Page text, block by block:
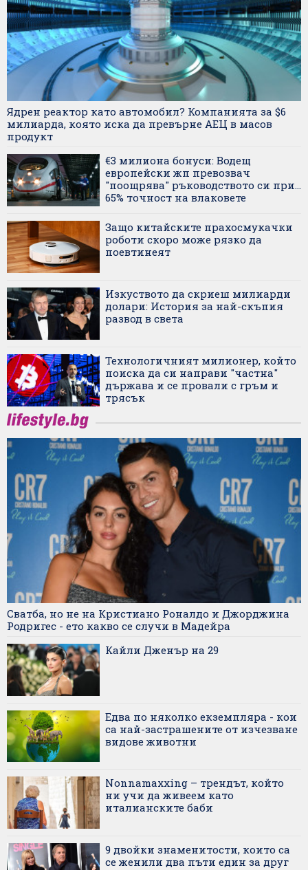
Ядрен реактор като автомобил? Компанията за $6
милиарда, която иска да превърне АЕЦ в масов
продукт
€3 милиона бонуси: Водещ
европейски жп превозвач
"поощрява" ръководството си при...
65% точност на влаковете
Защо китайските прахосмукачки
роботи скоро може рязко да
поевтинеят
Изкуството да скриеш милиарди
долари: История за най-скъпия
развод в света
Технологичният милионер, който
поиска да си направи "частна"
държава и се провали с гръм и
трясък
Сватба, но не на Кристиано Роналдо и Джорджина
Родригес - ето какво се случи в Мадейра
Кайли Дженър на 29
Едва по няколко екземпляра - кои
са най-застрашените от изчезване
видове животни
Nonnamaxxing – трендът, който
ни учи да живеем като
италианските баби
9 двойки знаменитости, които са
се женили два пъти един за друг